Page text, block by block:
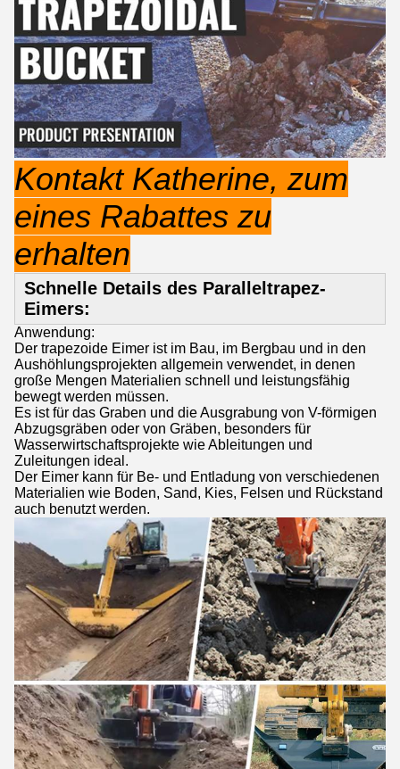
Kontakt Katherine, zum
eines Rabattes zu
erhalten
Schnelle Details des Paralleltrapez-
Eimers:
Anwendung:
Der trapezoide Eimer ist im Bau, im Bergbau und in den
Aushöhlungsprojekten allgemein verwendet, in denen
große Mengen Materialien schnell und leistungsfähig
bewegt werden müssen.
Es ist für das Graben und die Ausgrabung von V-förmigen
Abzugsgräben oder von Gräben, besonders für
Wasserwirtschaftsprojekte wie Ableitungen und
Zuleitungen ideal.
Der Eimer kann für Be- und Entladung von verschiedenen
Materialien wie Boden, Sand, Kies, Felsen und Rückstand
auch benutzt werden.